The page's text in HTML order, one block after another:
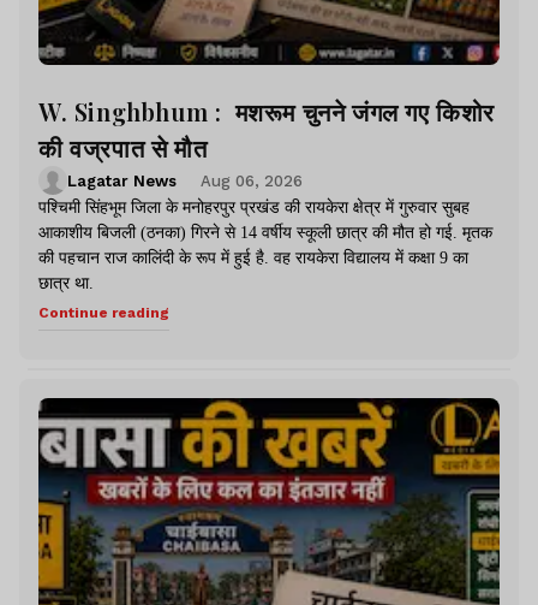
W. Singhbhum : मशरूम चुनने जंगल गए किशोर
की वज्रपात से मौत
Lagatar News
Aug 06, 2026
पश्चिमी सिंहभूम जिला के मनोहरपुर प्रखंड की रायकेरा क्षेत्र में गुरुवार सुबह
आकाशीय बिजली (ठनका) गिरने से 14 वर्षीय स्कूली छात्र की मौत हो गई. मृतक
की पहचान राज कालिंदी के रूप में हुई है. वह रायकेरा विद्यालय में कक्षा 9 का
छात्र था.
Continue reading